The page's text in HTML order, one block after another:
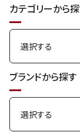
カテゴリーから
ブランドから探す